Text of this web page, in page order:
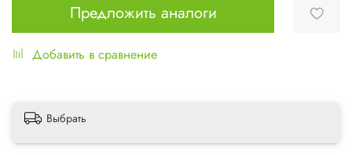
Предложить аналоги
Добавить в сравнение
Выбрать